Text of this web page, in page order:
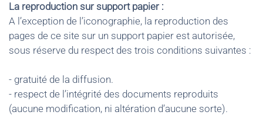
La reproduction sur support papier :
A l’exception de l’iconographie, la reproduction des
pages de ce site sur un support papier est autorisée,
sous réserve du respect des trois conditions suivantes :
- gratuité de la diffusion.
- respect de l’intégrité des documents reproduits
(aucune modification, ni altération d’aucune sorte).